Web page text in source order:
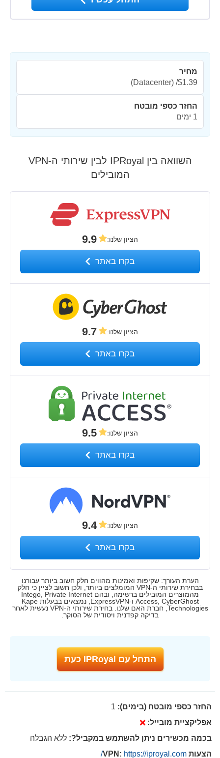
מחיר
$1.39/
(Datacenter)
החזר כספי מובטח
1 ימים
השוואה בין IPRoyal לבין שירותי ה-VPN
המובילים
הציון שלנו:
9.9
בקרו באתר
הציון שלנו:
9.7
בקרו באתר
הציון שלנו:
9.5
בקרו באתר
הציון שלנו:
9.4
בקרו באתר
הערת העורך: שקיפות ואמינות מהווים חלק חשוב ביותר עבורנו
בבחירת שירותי ה-VPN המומלצים ביותר, ולכן חשוב לציין כי חלק
מהמוצרים המובילים ברשימה, ובהם Intego, Private Internet
Access, CyberGhost ו-ExpressVPN, נמצאים בבעלות Kape
Technologies, חברת האם שלנו. בחירת שירותי ה-VPN נעשית לאחר
בדיקה קפדנית ויסודית של הסוקר.
התחל עם IPRoyal כעת
החזר כספי מובטח (בימים): 1
אפליקציית מובייל:
בכמה מכשירים ניתן להשתמש במקביל?: ללא הגבלה
הצעות VPN: https://iproyal.com/